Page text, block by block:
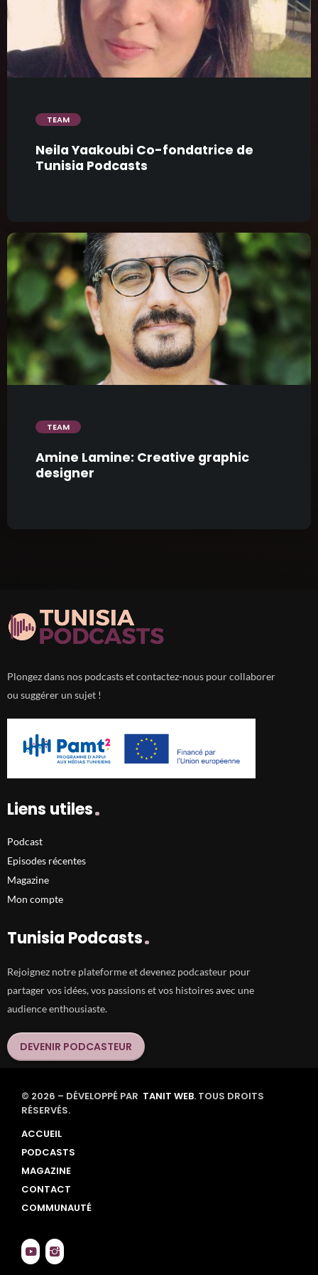
TEAM
Neila Yaakoubi Co-fondatrice de
Tunisia Podcasts
trending_flat
TEAM
Amine Lamine: Creative graphic
designer
Plongez dans nos podcasts et contactez-nous pour collaborer
ou suggérer un sujet !
Liens utiles
Podcast
Episodes récentes
Magazine
Mon compte
Tunisia Podcasts
Rejoignez notre plateforme et devenez podcasteur pour
partager vos idées, vos passions et vos histoires avec une
audience enthousiaste.
DEVENIR PODCASTEUR
© 2026 – DÉVELOPPÉ PAR TANIT WEB. TOUS DROITS
RÉSERVÉS.
ACCUEIL
PODCASTS
MAGAZINE
CONTACT
COMMUNAUTÉ